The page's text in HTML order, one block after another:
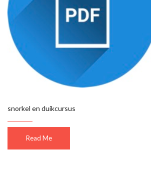
snorkel en duikcursus
Read Me